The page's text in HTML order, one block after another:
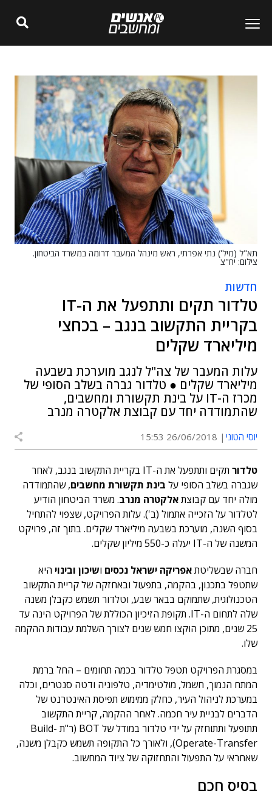
תא"ל (מיל') נתי אפרתי, ראש מינהל המעבר דרומה במשרד הביטחון.
צילום: יח"צ
חדשות
טלדור תקים ותתפעל את ה-IT
בקריית התקשוב בנגב – בכחצי
מיליארד שקלים
עלות המעבר של צה"ל לנגב מוערכת בשבעה
מיליארד שקלים ● טלדור גברה בשלב הסופי של
מכרז ה-IT על בינת תקשורת ומחשבים,
שהתמודדה יחד עם קבוצת אלקטרה מנרב
יוסי הטוני 26/06/2018 15:53
טלדור
תקים ותתפעל את ה-IT בקריית התקשוב בנגב, לאחר
שגברה בשלב הסופי על בינת תקשורת מחשבים, שהתמודדה
מולה יחד עם קבוצתאלקטרה מנרב. משרד הביטחון הודיע
לטלדור על הזכייה אתמול (ב'). עלות הפרויקט, שצפוי להתחיל
בסוף השנה, מוערכת בשבעה מיליארד שקלים. בתוך זה, פרויקט
המשנה של ה-IT יעלה כ-550 מיליון שקלים.
חברה שבשליטתאפריקה ישראל נכסים ושיכון ובינוי היא
שתטפל בתכנון, בהקמה, בתפעול ובאחזקה של קריית התקשוב
הטכנולוגית, שתמוקם בבאר שבע, וטלדור תשמש כקבלן משנה
שלה לתחום ה-IT. תקופת הזיכיון הכוללת של הפרויקט הינה עד
25 שנים, מתוכן הוקצו חמש שנים לצורך השלמת עבודות ההקמה
שלו.
במסגרת הפרויקט תטפל טלדור בכמה תחומים – החל ברמת
המתח הנמוך, חשמל, מולטימדיה, טלפוניה ודטה סנטרים, וכלה
במערכת לניהול העיר, כחלק ממימוש תפיסת האינטרנט של
הדברים לבניית עיר חכמה. לאחר ההקמה, קריית התקשוב
תתופעל ותתוחזק על ידי טלדור במודל של BOT (ר"ת Build-
Operate-Transfer), ולאורך כל התקופה תשמש כקבלן משנה,
שאחראי על התפעול והתחזוקה של ציוד המחשוב.
בסיס חכם